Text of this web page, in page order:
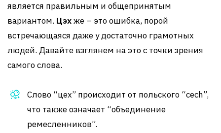
является правильным и общепринятым
вариантом. Цэхже – это ошибка, порой
встречающаяся даже у достаточно грамотных
людей. Давайте взглянем на это с точки зрения
самого слова.
Слово “цех” происходит от польского “cech”,
что также означает “объединение
ремесленников”.